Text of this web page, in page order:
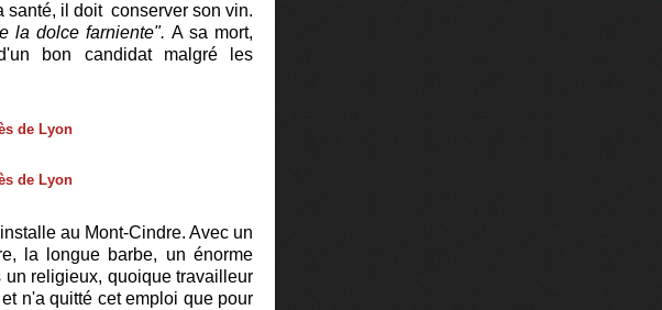
santé, il doit conserver son vin.
la dolce farniente".A sa mort,
bon candidat malgré les
au Mont-Cindre. Avec un
la longue barbe, un énorme
religieux, quoique travailleur
n'a quitté cet emploi que pour